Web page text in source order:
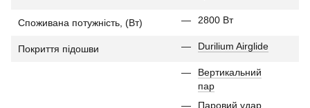
Споживана потужність, (Вт) 2800 Вт
Покриття підошви Durilium Airglide
Вертикальний
пар
Паровий удар